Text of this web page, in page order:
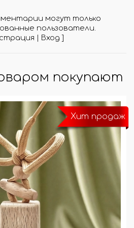
могут только
пользователи.
| Вход ]
покупают
Хит продаж